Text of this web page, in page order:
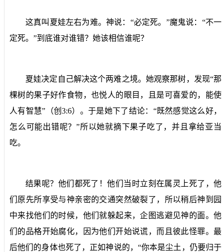
这真叫夏娃左右为难。神说：“必定死。”魔鬼说：“不一
定死。”到底谁对谁错？她该相信谁呢？
夏娃决定自己解决这个两难之境。她观察那树，发现“那
棵树的果子好作食物，也悦人的眼目，且是可喜爱的，能使
人有智慧”（创3:6）。于是她下了结论：“既然感觉这么好，
怎么可能出错呢？”所以她就摘下果子吃了，并且拿给亚当
吃。
结果呢？他们都死了！他们当时立刻在属灵上死了，他
们原先所享受与神亲密的交通突然破裂了，所以稍后神到园
中来找他们的时候，他们就躲起来，企图逃避见神的面。他
们的品格开始腐化，因为他们开始说谎，而且彼此怪罪。最
后他们的身体也死了，正如神说的，“你本是尘土，仍要归于